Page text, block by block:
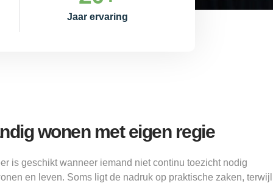
Jaar ervaring
wonen met eigen regie
is geschikt wanneer iemand niet continu toezicht nodig
en leven. Soms ligt de nadruk op praktische zaken, terwijl